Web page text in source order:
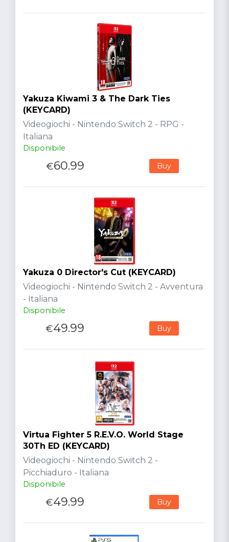
Yakuza Kiwami 3 & The Dark Ties
(KEYCARD)
Videogiochi - Nintendo Switch 2 - RPG -
Italiana
Disponibile
€60.99 Buy
Yakuza 0 Director's Cut (KEYCARD)
Videogiochi - Nintendo Switch 2 - Avventura
- Italiana
Disponibile
€49.99 Buy
Virtua Fighter 5 R.E.V.O. World Stage
30Th ED (KEYCARD)
Videogiochi - Nintendo Switch 2 -
Picchiaduro - Italiana
Disponibile
€49.99 Buy